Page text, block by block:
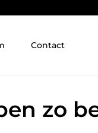
Contact
zo